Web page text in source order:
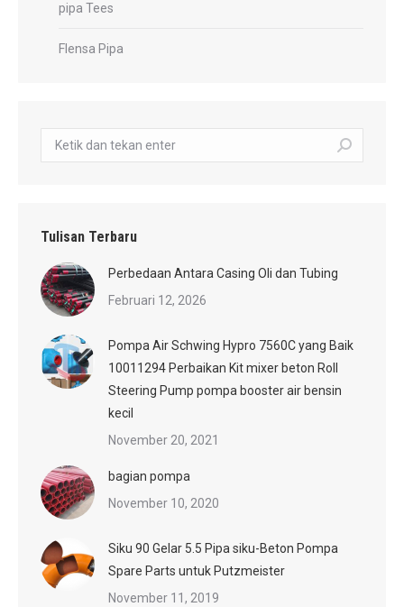
pipa Tees
Flensa Pipa
Pencarian:
Tulisan Terbaru
Perbedaan Antara Casing Oli dan Tubing
Februari 12, 2026
Pompa Air Schwing Hypro 7560C yang Baik
10011294 Perbaikan Kit mixer beton Roll
Steering Pump pompa booster air bensin
kecil
November 20, 2021
bagian pompa
November 10, 2020
Siku 90 Gelar 5.5 Pipa siku-Beton Pompa
Spare Parts untuk Putzmeister
November 11, 2019